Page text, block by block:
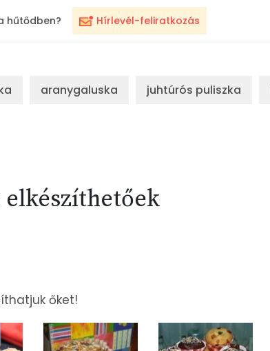
Hírlevél-feliratkozás
hűtődben?
aranygaluska juhtúrós puliszka
őket!